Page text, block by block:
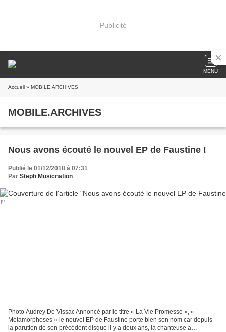
Publicité
MENU
Accueil » MOBILE.ARCHIVES
MOBILE.ARCHIVES
Nous avons écouté le nouvel EP de Faustine !
Publié le 01/12/2018 à 07:31
Par Steph Musicnation
Photo Audrey De Vissac Annoncé par le titre « La Vie Promesse », «
Métamorphoses » le nouvel EP de Faustine porte bien son nom car depuis
la parution de son précédent disque il y a deux ans, la chanteuse a